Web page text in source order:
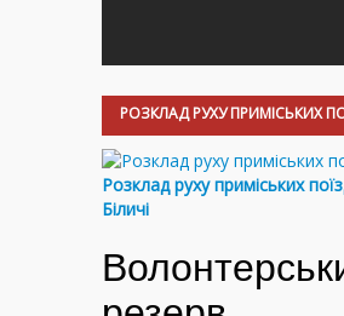
РОЗКЛАД РУХУ ПРИМІСЬКИХ
Розклад руху приміських
Біличі